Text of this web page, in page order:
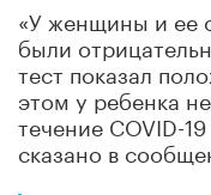
«У женщины и ее
были
тест показал
этом у ребенка
течение COVID-
сказано в